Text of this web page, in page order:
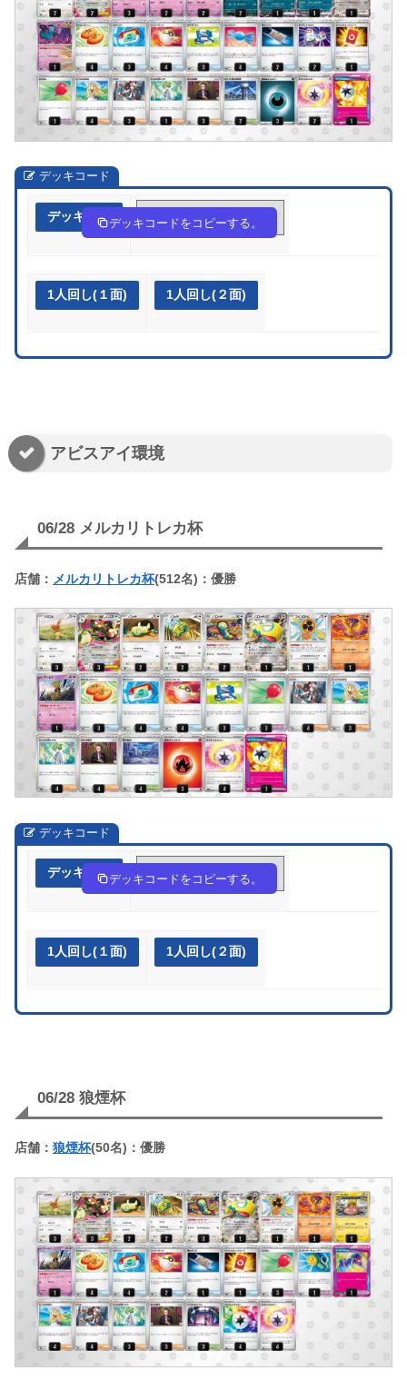
デッキコード
デッキ作成 gQi9gn-m710De-gginig
デッキコードをコピーする。
1人回し(１面) 1人回し(２面)
アビスアイ環境
06/28 メルカリトレカ杯
店舗： メルカリトレカ杯(512名)：優勝
デッキコード
デッキ作成 FbkVkf-85JyPJ-VFkkdF
デッキコードをコピーする。
1人回し(１面) 1人回し(２面)
06/28 狼煙杯
店舗： 狼煙杯(50名)：優勝